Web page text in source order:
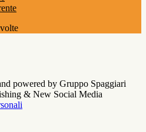
volte
powered by Gruppo Spaggiari
& New Social Media